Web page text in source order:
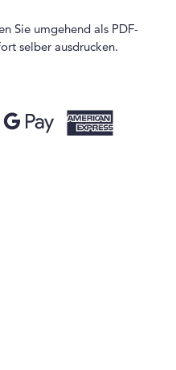
Sie umgehend als PDF-
selber ausdrucken.